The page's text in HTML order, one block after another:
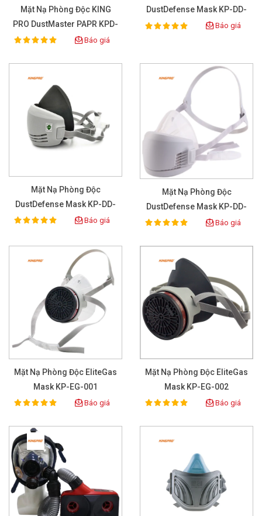
Mặt Nạ Phòng Độc KING
PRO DustMaster PAPR KPD-
Rating:
100% Báo giá
DustDefense Mask KP-DD-
Rating:
100% Báo giá
Mặt Nạ Phòng Độc
DustDefense Mask KP-DD-
Rating:
100% Báo giá
Mặt Nạ Phòng Độc
DustDefense Mask KP-DD-
Rating:
100% Báo giá
Mặt Nạ Phòng Độc EliteGas
Mask KP-EG-001
Rating:
100% Báo giá
Mặt Nạ Phòng Độc EliteGas
Mask KP-EG-002
Rating:
100% Báo giá